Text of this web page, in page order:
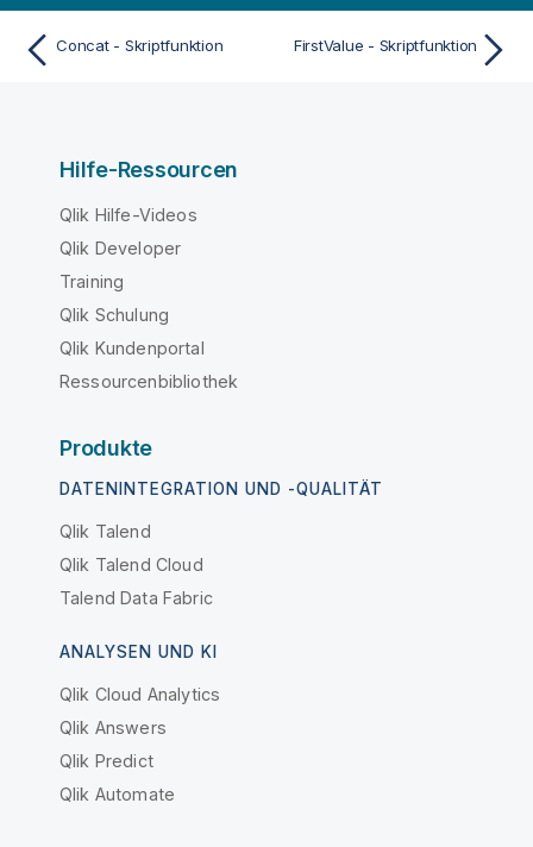
Concat - Skriptfunktion FirstValue - Skriptfunktion
Hilfe-Ressourcen
Qlik Hilfe-Videos
Qlik Developer
Training
Qlik Schulung
Qlik Kundenportal
Ressourcenbibliothek
Produkte
DATENINTEGRATION UND -QUALITÄT
Qlik Talend
Qlik Talend Cloud
Talend Data Fabric
ANALYSEN UND KI
Qlik Cloud Analytics
Qlik Answers
Qlik Predict
Qlik Automate